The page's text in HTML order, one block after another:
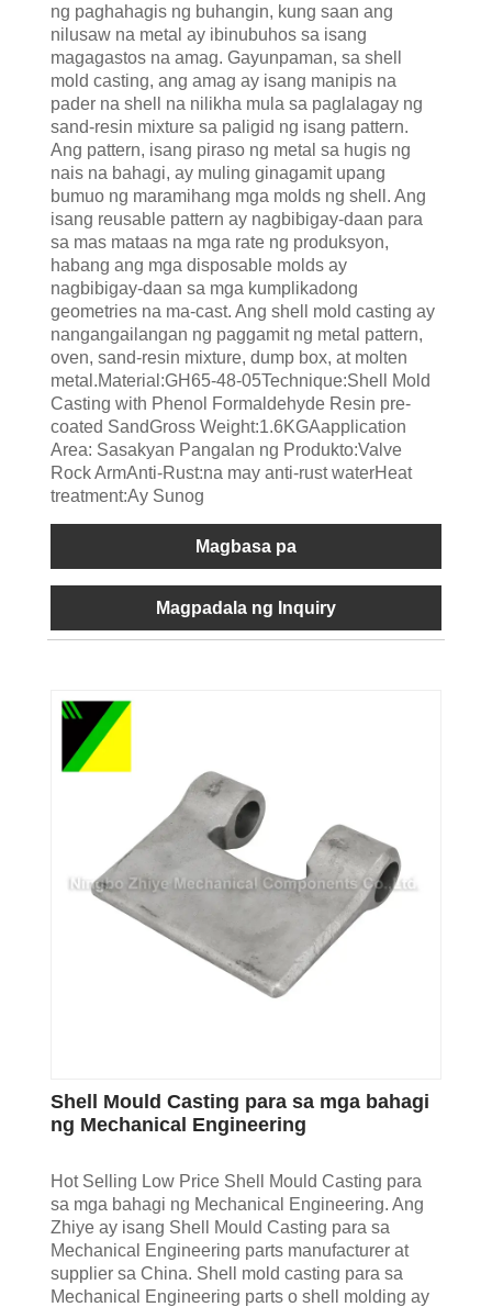
ng paghahagis ng buhangin, kung saan ang
nilusaw na metal ay ibinubuhos sa isang
magagastos na amag. Gayunpaman, sa shell
mold casting, ang amag ay isang manipis na
pader na shell na nilikha mula sa paglalagay ng
sand-resin mixture sa paligid ng isang pattern.
Ang pattern, isang piraso ng metal sa hugis ng
nais na bahagi, ay muling ginagamit upang
bumuo ng maramihang mga molds ng shell. Ang
isang reusable pattern ay nagbibigay-daan para
sa mas mataas na mga rate ng produksyon,
habang ang mga disposable molds ay
nagbibigay-daan sa mga kumplikadong
geometries na ma-cast. Ang shell mold casting ay
nangangailangan ng paggamit ng metal pattern,
oven, sand-resin mixture, dump box, at molten
metal.Material:GH65-48-05Technique:Shell Mold
Casting with Phenol Formaldehyde Resin pre-
coated SandGross Weight:1.6KGAapplication
Area: Sasakyan Pangalan ng Produkto:Valve
Rock ArmAnti-Rust:na may anti-rust waterHeat
treatment:Ay Sunog
Magbasa pa
Magpadala ng Inquiry
Shell Mould Casting para sa mga bahagi
ng Mechanical Engineering
Hot Selling Low Price Shell Mould Casting para
sa mga bahagi ng Mechanical Engineering. Ang
Zhiye ay isang Shell Mould Casting para sa
Mechanical Engineering parts manufacturer at
supplier sa China. Shell mold casting para sa
Mechanical Engineering parts o shell molding ay